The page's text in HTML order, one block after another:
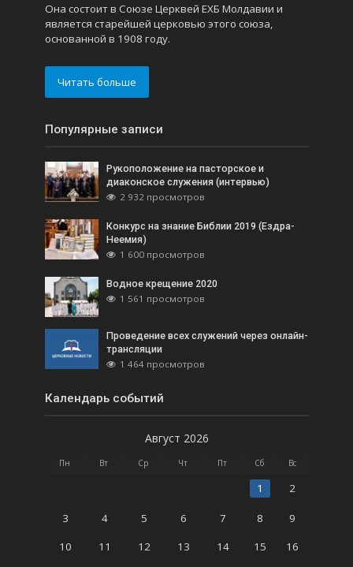
Она состоит в Союзе Церквей ЕХБ Молдавии и
является старейшей церковью этого союза,
основанной в 1908 году.
Читать больше
Популярные записи
Рукоположение на пасторское и
диаконское служения (интервью)
2 932 просмотров
Конкурс на знание Библии 2019 (Ездра-
Неемия)
1 600 просмотров
Водное крещение 2020
1 561 просмотров
Проведение всех служений через онлайн-
трансляции
1 464 просмотров
Календарь событий
Август 2026
Пн Вт Ср Чт Пт Сб Вс
1 2
3 4 5 6 7 8
9
10
11 12 13 14 15 16